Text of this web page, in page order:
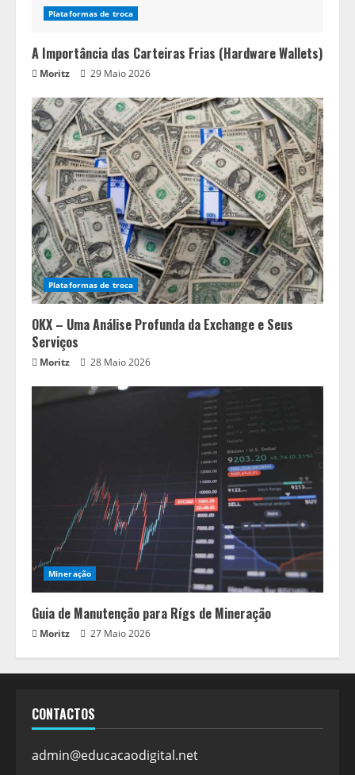
Plataformas de troca
A Importância das Carteiras Frias (Hardware Wallets)
Moritz 29 Maio 2026
Plataformas de troca
OKX – Uma Análise Profunda da Exchange e Seus
Serviços
Moritz 28 Maio 2026
Mineração
Guia de Manutenção para Rígs de Mineração
Moritz 27 Maio 2026
CONTACTOS
admin@educacaodigital.net